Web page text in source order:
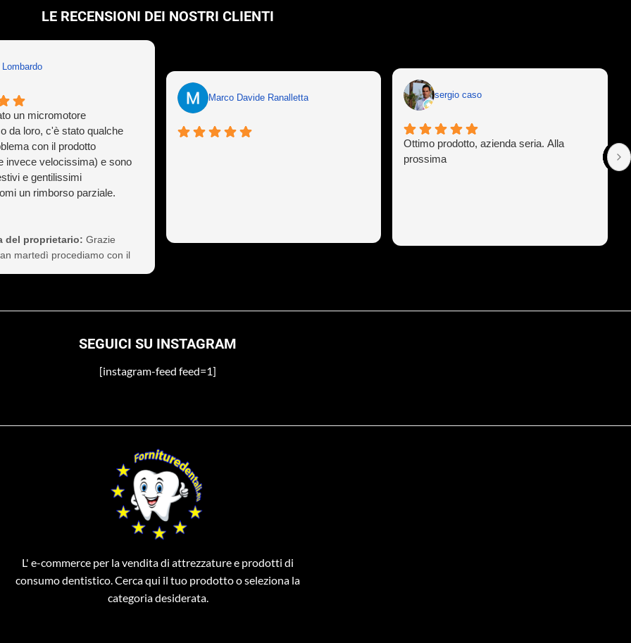
LE RECENSIONI DEI NOSTRI CLIENTI
Lombardo
un micromotore
da loro, c'è stato qualche
con il prodotto
invece velocissima) e sono
e gentilissimi
un rimborso parziale.
capitare a tutti ma gestirlo
non è cosa da poco,
così il cliente a vita).
consigliati
del proprietario: Grazie
martedì procediamo con il
Marco Davide Ranalletta sergio caso
Ottimo prodotto, azienda seria. Alla
prossima
SEGUICI SU INSTAGRAM
[instagram-feed feed=1]
L' e-commerce per la vendita di attrezzature e prodotti di
consumo dentistico. Cerca qui il tuo prodotto o seleziona la
categoria desiderata.